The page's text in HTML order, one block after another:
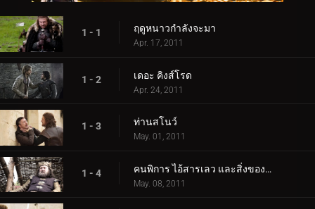
1 - 1 ฤดูหนาวกำลังจะมา
Apr. 17, 2011
1 - 2 เดอะ คิงส์โรด
Apr. 24, 2011
1 - 3 ท่านสโนว์
May. 01, 2011
1 - 4 คนพิการ ไอ้สารเลว และสิ่งของแตกหัก
May. 08, 2011